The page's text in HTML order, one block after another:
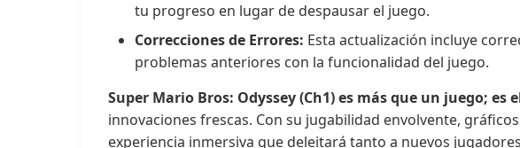
tu progreso en lugar de despausar el juego.
Correcciones de Errores: Esta actualización incluye
problemas anteriores con la funcionalidad del juego.
Super Mario Bros: Odyssey (Ch1) es más que un juego; es
innovaciones frescas. Con su jugabilidad envolvente,
experiencia inmersiva que deleitará tanto a nuevos